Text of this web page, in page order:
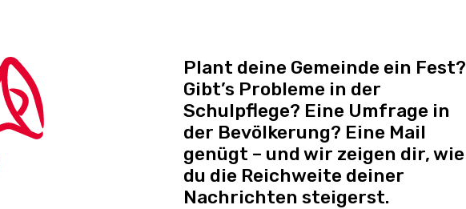
Plant deine Gemeinde ein Fest?
Gibt’s Probleme in der
Schulpflege? Eine Umfrage in
der Bevölkerung? Eine Mail
genügt – und wir zeigen dir, wie
du die Reichweite deiner
Nachrichten steigerst.